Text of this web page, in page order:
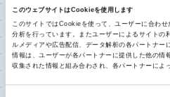
このウェブサイトはCookieを使用します
このサイトではCookieを使って、ユーザーに合わ
分析を行っています。またユーザーによるサイトの
ルメディアや広告配信、データ解析の各パートナー
情報は、ユーザーが各パートナーに提供した他の情
収集された情報と組み合わされ、各パートナーによ
0代の方にも手術が行われ
す。また手術の方法は、
が前方か後方かによって
す。このうち前方からの進
ると技術的には難しいも